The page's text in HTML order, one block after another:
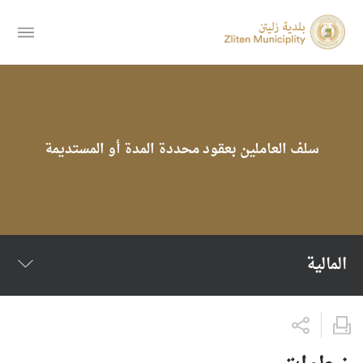
سلف العاملين بعقود محددة المدة أو المستديمة
المالية